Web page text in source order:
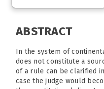
ABSTRACT
In the system of
does not constitute a
of a rule can be clarified
case the judge would